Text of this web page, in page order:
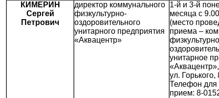
КИМЕРИН
Сергей
Петрович
директор коммунального
физкультурно-
оздоровительного
унитарного предприятия
«Аквацентр»
1-й и 3-й
месяца с
(место
приема –
унитарное
ул. Горького,
Телефон для
прием: 8-